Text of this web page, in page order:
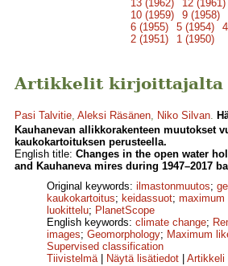
13 (1962)
12 (1961)
10 (1959)
9 (1958)
6 (1955)
5 (1954)
2 (1951)
1 (1950)
Artikkelit kirjoittajalta
Pasi Talvitie, Aleksi Räsänen, Niko Silvan.
Kauhanevan allikkorakenteen muutokset
kaukokartoituksen perusteella.
English title: Changes in the open water
and Kauhaneva mires during 1947–2017
Original keywords: ilmastonmuutos;
kaukokartoitus; keidassuot; maximum
luokittelu; PlanetScope
English keywords: climate change;
images; Geomorphology; Maximum
Supervised classification
Tiivistelmä| Näytä lisätiedot Artikkeli